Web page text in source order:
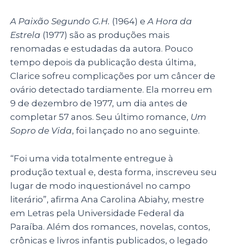
A Paixão Segundo G.H. (1964) eA Hora da
Estrela (1977) são as produções mais
renomadas e estudadas da autora. Pouco
tempo depois da publicação desta última,
Clarice sofreu complicações por um câncer de
ovário detectado tardiamente. Ela morreu em
9 de dezembro de 1977, um dia antes de
completar 57 anos. Seu último romance, Um
Sopro de Vida, foi lançado no ano seguinte.
“Foi uma vida totalmente entregue à
produção textual e, desta forma, inscreveu seu
lugar de modo inquestionável no campo
literário”, afirma Ana Carolina Abiahy, mestre
em Letras pela Universidade Federal da
Paraíba. Além dos romances, novelas, contos,
crônicas e livros infantis publicados, o legado